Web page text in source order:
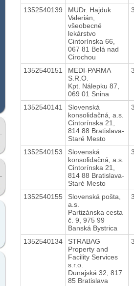
1352540139
MUDr. Hajduk
Valerián,
všeobecné
lekárstvo
Cintorínska 66,
067 81 Belá nad
Cirochou
1352540151
MEDI-PARMA
S.R.O.
Kpt. Nálepku 87,
069 01 Snina
1352540141
Slovenská
konsolidačná, a.s.
Cintorínska 21,
814 88 Bratislava-
Staré Mesto
1352540153
Slovenská
konsolidačná, a.s.
Cintorínska 21,
814 88 Bratislava-
Staré Mesto
1352540155
Slovenská pošta,
a.s.
Partizánska cesta
č. 9, 975 99
Banská Bystrica
1352540134
STRABAG
Property and
Facility Services
s.r.o.
Dunajská 32, 817
85 Bratislava